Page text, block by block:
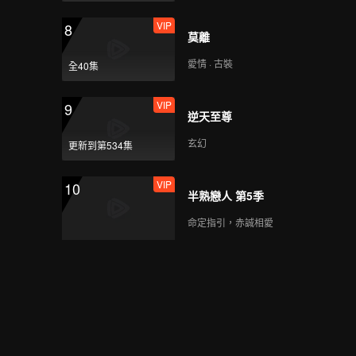
8
全40集
VIP
莫離
愛情 · 古裝
9
更新到第534集
VIP
逆天至尊
玄幻
10 VIP
半熟戀人 第5季
命定指引，赤誠相愛